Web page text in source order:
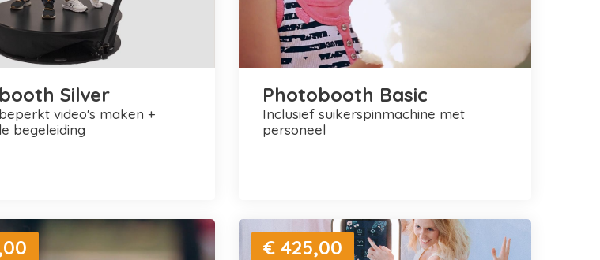
Silver
begeleiding
Photobooth Basic
inclusief suikerspinmachine met
personeel
€ 425,00